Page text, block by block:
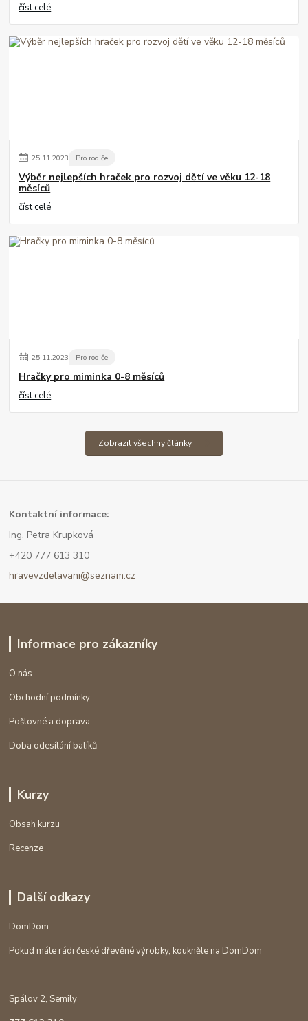
číst celé
25.11.2023 Pro rodiče
Výběr nejlepších hraček pro rozvoj dětí ve věku 12-18
měsíců
číst celé
25.11.2023 Pro rodiče
Hračky pro miminka 0-8 měsíců
číst celé
Zobrazit všechny články
Kontaktní informace:
Ing. Petra Krupková
+420 777 613 310
hravevzdelavani@seznam.cz
Informace pro zákazníky
O nás
Obchodní podmínky
Poštovné a doprava
Doba odesílání balíků
Kurzy
Obsah kurzu
Recenze
Další odkazy
DomDom
Pokud máte rádi české dřevěné výrobky, koukněte na DomDom
Spálov 2, Semily